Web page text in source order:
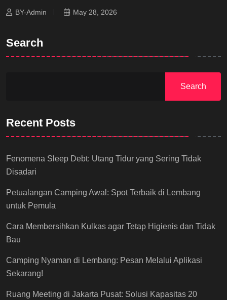
BY-Admin May 28, 2026
Search
Search
Recent Posts
Fenomena Sleep Debt: Utang Tidur yang Sering Tidak
Disadari
Petualangan Camping Awal: Spot Terbaik di Lembang
untuk Pemula
Cara Membersihkan Kulkas agar Tetap Higienis dan Tidak
Bau
Camping Nyaman di Lembang: Pesan Melalui Aplikasi
Sekarang!
Ruang Meeting di Jakarta Pusat: Solusi Kapasitas 20